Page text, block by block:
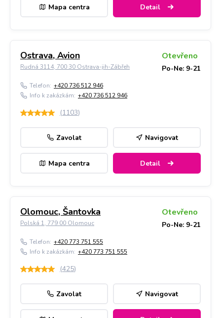
Mapa centra Detail
Ostrava, Avion
Rudná 3114, 700 30 Ostrava-jih-Zábřeh
Otevřeno
Po-Ne: 9-21
Telefon: +420 736 512 946
Info k zakázkám: +420 736 512 946
(1103)
Zavolat Navigovat
Mapa centra Detail
Olomouc, Šantovka
Polská 1, 779 00 Olomouc
Otevřeno
Po-Ne: 9-21
Telefon: +420 773 751 555
Info k zakázkám: +420 773 751 555
(425)
Zavolat Navigovat